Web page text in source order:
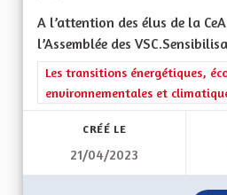
A l’attention des élus de la
l’Assemblée des
Filtrer les résultats de la
Les transitions énergétiques,
environnementales et
CRÉÉ LE
21/04/2023